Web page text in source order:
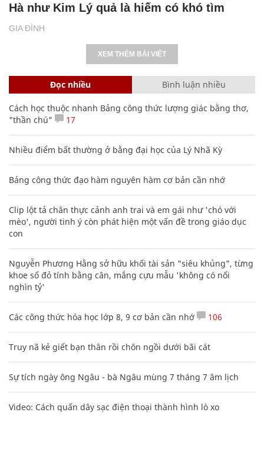
GIA ĐÌNH
Hà như Kim Lý quả là hiếm có khó tìm
XEM THÊM BÀI VIẾT
Đọc nhiều Bình luận nhiều
Cách học thuộc nhanh Bảng công thức lượng giác bằng thơ,
"thần chú"
17
Nhiều điểm bất thường ở bằng đại học của Lý Nhã Kỳ
Bảng công thức đạo hàm nguyên hàm cơ bản cần nhớ
Clip lột tả chân thực cảnh anh trai và em gái như 'chó với
mèo', người tinh ý còn phát hiện một vấn đề trong giáo dục
con
Nguyễn Phương Hằng sở hữu khối tài sản "siêu khủng", từng
khoe sổ đỏ tính bằng cân, mắng cựu mẫu 'không có nổi
nghìn tỷ'
Các công thức hóa học lớp 8, 9 cơ bản cần nhớ 106
Truy nã kẻ giết bạn thân rồi chôn ngồi dưới bãi cát
Sự tích ngày ông Ngâu - bà Ngâu mùng 7 tháng 7 âm lịch
Video: Cách quấn dây sạc điện thoại thành hình lò xo